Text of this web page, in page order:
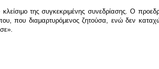
της συγκεκριμένης συνεδρίασης. Ο
που διαμαρτυρόμενος ζητούσα, ενώ δεν